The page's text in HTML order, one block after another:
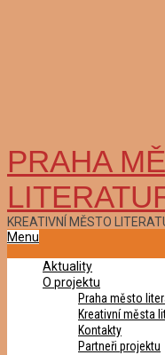
PRAHA
KREATIVNÍ MĚSTO
Primary
Menu
Aktuality
O projektu
Praha město
Kreativní města
Kontakty
Partneři projektu